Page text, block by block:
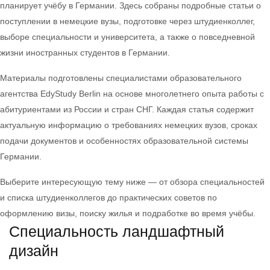
планирует учёбу в Германии. Здесь собраны подробные статьи о
поступлении в немецкие вузы, подготовке через штудиенколлег,
выборе специальности и университета, а также о повседневной
жизни иностранных студентов в Германии.
Материалы подготовлены специалистами образовательного
агентства EdyStudy Berlin на основе многолетнего опыта работы с
абитуриентами из России и стран СНГ. Каждая статья содержит
актуальную информацию о требованиях немецких вузов, сроках
подачи документов и особенностях образовательной системы
Германии.
Выберите интересующую тему ниже — от обзора специальностей
и списка штудиенколлегов до практических советов по
оформлению визы, поиску жилья и подработке во время учёбы.
Специальность ландшафтный
дизайн